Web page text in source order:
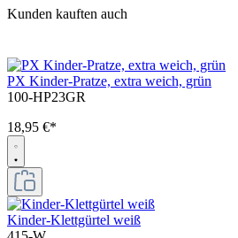
Kunden kauften auch
PX Kinder-Pratze, extra weich, grün
100-HP23GR
18,95 €*
Kinder-Klettgürtel weiß